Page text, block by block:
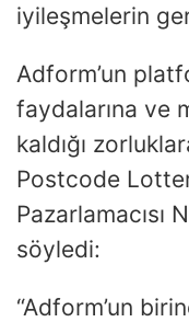
iyileşmelerin
Adform’un
faydalarına ve
kaldığı
Postcode
Pazarlamacısı
söyledi:
“Adform’un